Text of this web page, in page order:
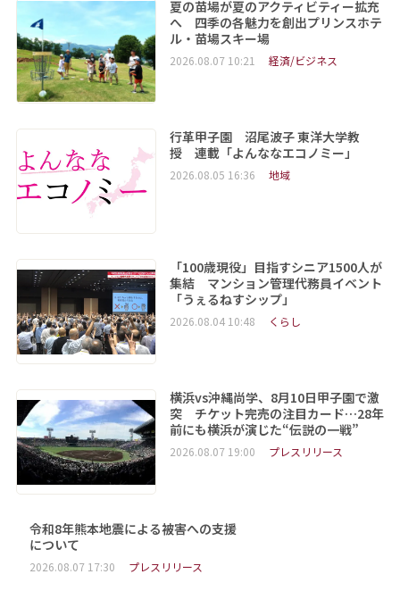
夏の苗場が夏のアクティビティー拡充
へ 四季の各魅力を創出プリンスホテ
ル・苗場スキー場
2026.08.07 10:21 経済/ビジネス
行革甲子園 沼尾波子 東洋大学教
授 連載「よんななエコノミー」
2026.08.05 16:36 地域
「100歳現役」目指すシニア1500人が
集結 マンション管理代務員イベント
「うぇるねすシップ」
2026.08.04 10:48 くらし
横浜vs沖縄尚学、8月10日甲子園で激
突 チケット完売の注目カード…28年
前にも横浜が演じた“伝説の一戦”
2026.08.07 19:00 プレスリリース
令和8年熊本地震による被害への支援
について
2026.08.07 17:30 プレスリリース